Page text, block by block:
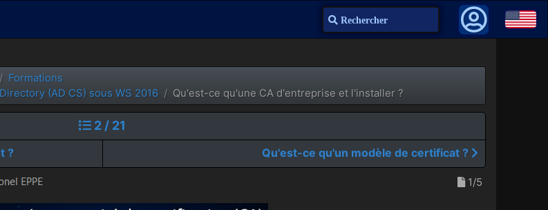
Recherche
Formations
(AD CS) sous WS 2016
Qu'est-ce qu'une CA d'entreprise et l'installer ?
2 / 21
? Qu'est-ce qu'un modèle de certificat ?
1/5